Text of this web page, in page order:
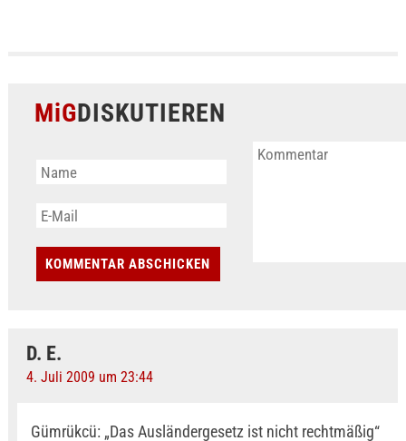
MiGDISKUTIEREN
D. E.
4. Juli 2009 um 23:44
Gümrükcü: „Das Ausländergesetz ist nicht rechtmäßig“